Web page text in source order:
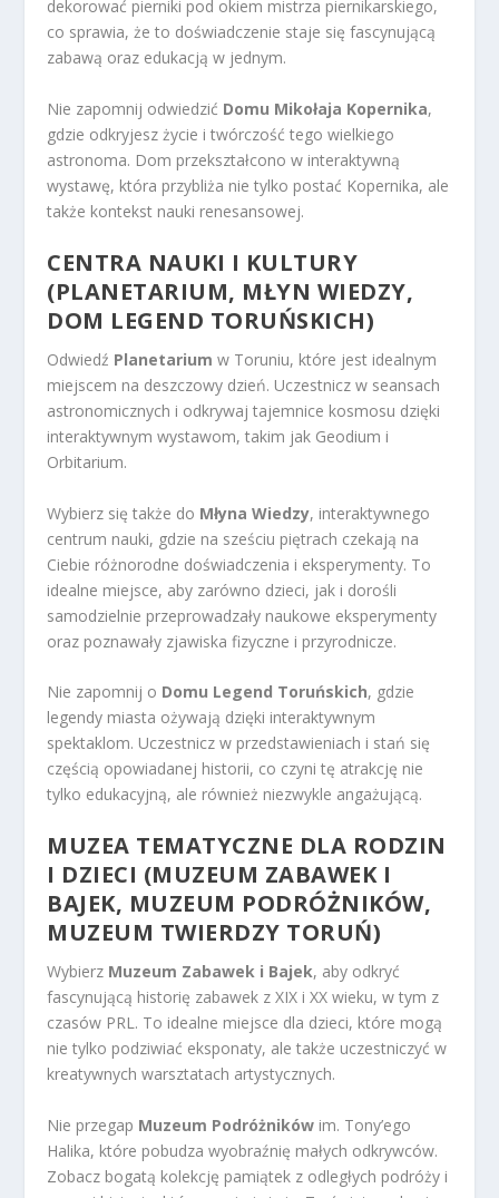
dekorować pierniki pod okiem mistrza piernikarskiego,
co sprawia, że to doświadczenie staje się fascynującą
zabawą oraz edukacją w jednym.
Nie zapomnij odwiedzić Domu Mikołaja Kopernika,
gdzie odkryjesz życie i twórczość tego wielkiego
astronoma. Dom przekształcono w interaktywną
wystawę, która przybliża nie tylko postać Kopernika, ale
także kontekst nauki renesansowej.
CENTRA NAUKI I KULTURY
(PLANETARIUM, MŁYN WIEDZY,
DOM LEGEND TORUŃSKICH)
Odwiedź Planetarium w Toruniu, które jest idealnym
miejscem na deszczowy dzień. Uczestnicz w seansach
astronomicznych i odkrywaj tajemnice kosmosu dzięki
interaktywnym wystawom, takim jak Geodium i
Orbitarium.
Wybierz się także do Młyna Wiedzy, interaktywnego
centrum nauki, gdzie na sześciu piętrach czekają na
Ciebie różnorodne doświadczenia i eksperymenty. To
idealne miejsce, aby zarówno dzieci, jak i dorośli
samodzielnie przeprowadzały naukowe eksperymenty
oraz poznawały zjawiska fizyczne i przyrodnicze.
Nie zapomnij o Domu Legend Toruńskich, gdzie
legendy miasta ożywają dzięki interaktywnym
spektaklom. Uczestnicz w przedstawieniach i stań się
częścią opowiadanej historii, co czyni tę atrakcję nie
tylko edukacyjną, ale również niezwykle angażującą.
MUZEA TEMATYCZNE DLA RODZIN
I DZIECI (MUZEUM ZABAWEK I
BAJEK, MUZEUM PODRÓŻNIKÓW,
MUZEUM TWIERDZY TORUŃ)
Wybierz Muzeum Zabawek i Bajek, aby odkryć
fascynującą historię zabawek z XIX i XX wieku, w tym z
czasów PRL. To idealne miejsce dla dzieci, które mogą
nie tylko podziwiać eksponaty, ale także uczestniczyć w
kreatywnych warsztatach artystycznych.
Nie przegap Muzeum Podróżników im. Tony’ego
Halika, które pobudza wyobraźnię małych odkrywców.
Zobacz bogatą kolekcję pamiątek z odległych podróży i